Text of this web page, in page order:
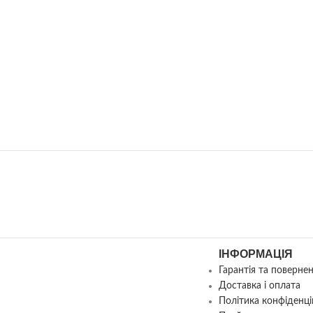
ІНФОРМАЦІЯ
Гарантія та
Доставка і оплата
Політика